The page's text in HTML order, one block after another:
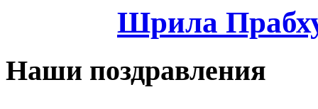
Шрила
Наши поздравления